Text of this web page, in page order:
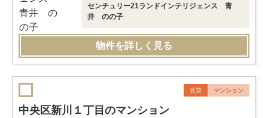
センチュリー21ランドインテリジェンス 青
井 のの子
物件を詳しく見る
賃貸 マンション
中央区新川１丁目のマンション